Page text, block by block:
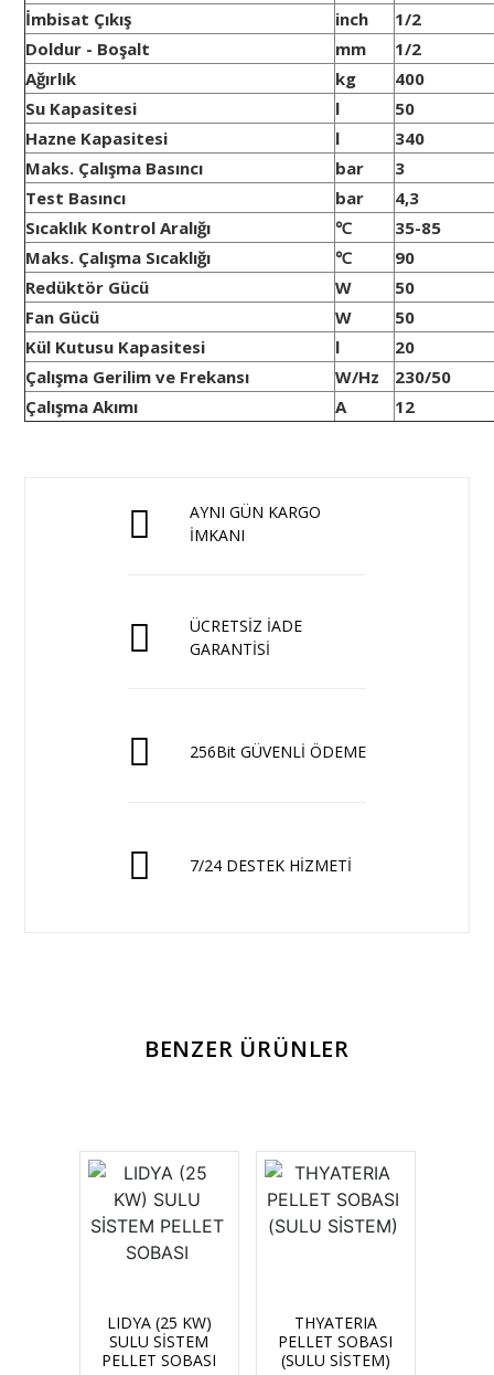
İmbisat Çıkış inch
1/2
Doldur - Boşalt
mm
1/2
Ağırlık
kg
400
Su Kapasitesi
l
50
Hazne Kapasitesi
l
340
Maks. Çalışma Basıncı
bar
3
Test Basıncı
bar
4,3
Sıcaklık Kontrol Aralığı
℃
35-85
Maks. Çalışma Sıcaklığı
℃
90
Redüktör Gücü
W
50
Fan Gücü
W
50
Kül Kutusu Kapasitesi
l
20
Çalışma Gerilim ve Frekansı
W/Hz
230/50
Çalışma Akımı
A 12
AYNI GÜN KARGO
İMKANI
ÜCRETSİZ İADE
GARANTİSİ
256Bit GÜVENLİ ÖDEME
7/24 DESTEK HİZMETİ
BENZER ÜRÜNLER
LIDYA (25 KW)
SULU SİSTEM
PELLET SOBASI
THYATERIA
PELLET SOBASI
(SULU SİSTEM)